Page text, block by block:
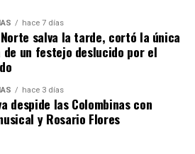
hace 7 días
salva la tarde, cortó la única
de un festejo deslucido por el
hace 3 días
despide las Colombinas con
y Rosario Flores